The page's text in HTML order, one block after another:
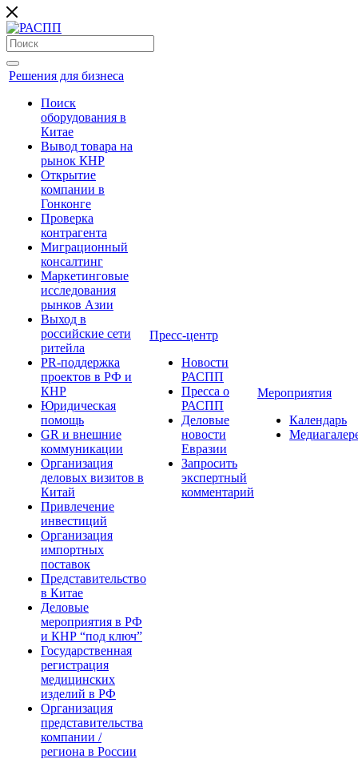
Решения для бизнеса
Поиск
оборудования в
Китае
Вывод товара на
рынок КНР
Открытие
компании в
Гонконге
Проверка
контрагента
Миграционный
консалтинг
Маркетинговые
исследования
рынков Азии
Выход в
российские сети
ритейла
PR-поддержка
проектов в РФ и
КНР
Юридическая
помощь
GR и внешние
коммуникации
Организация
деловых визитов в
Китай
Привлечение
инвестиций
Организация
импортных
поставок
Представительство
в Китае
Деловые
мероприятия в РФ
и КНР “под ключ”
Государственная
регистрация
медицинских
изделий в РФ
Организация
представительства
компании /
региона в России
Пресс-центр
Новости
РАСПП
Пресса о
РАСПП
Деловые
новости
Евразии
Запросить
экспертный
комментарий
Мероприятия
Календарь